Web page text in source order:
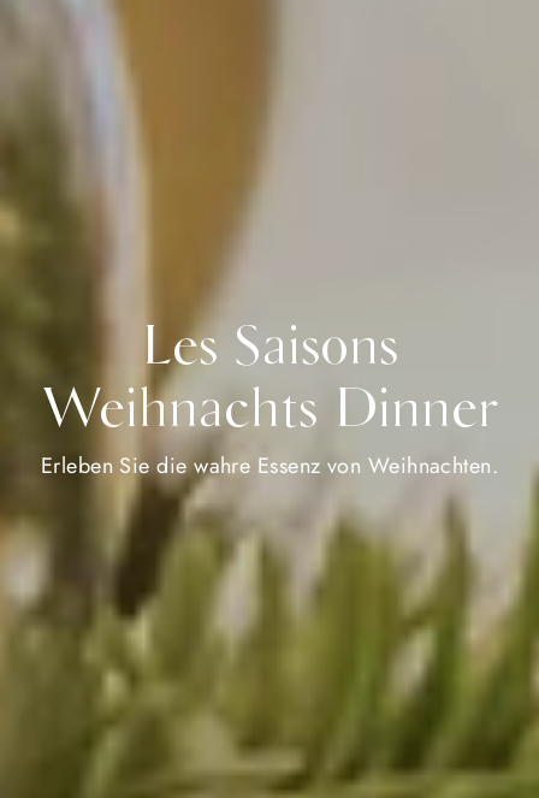
Les Saisons
Weihnachts Dinner
Erleben Sie die wahre Essenz von Weihnachten.